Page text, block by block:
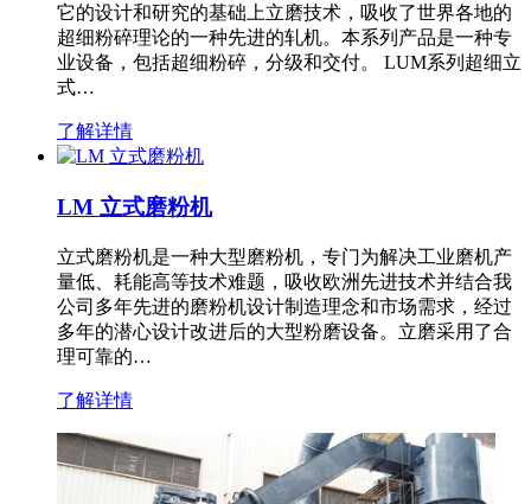
它的设计和研究的基础上立磨技术，吸收了世界各地的
超细粉碎理论的一种先进的轧机。本系列产品是一种专
业设备，包括超细粉碎，分级和交付。 LUM系列超细立
式…
了解详情
LM 立式磨粉机
立式磨粉机是一种大型磨粉机，专门为解决工业磨机产
量低、耗能高等技术难题，吸收欧洲先进技术并结合我
公司多年先进的磨粉机设计制造理念和市场需求，经过
多年的潜心设计改进后的大型粉磨设备。立磨采用了合
理可靠的…
了解详情